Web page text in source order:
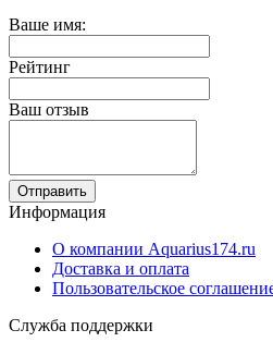
Ваше имя:
Рейтинг
Ваш отзыв
Отправить
Информация
О компании Aquarius174.ru
Доставка и оплата
Пользовательское
Служба поддержки